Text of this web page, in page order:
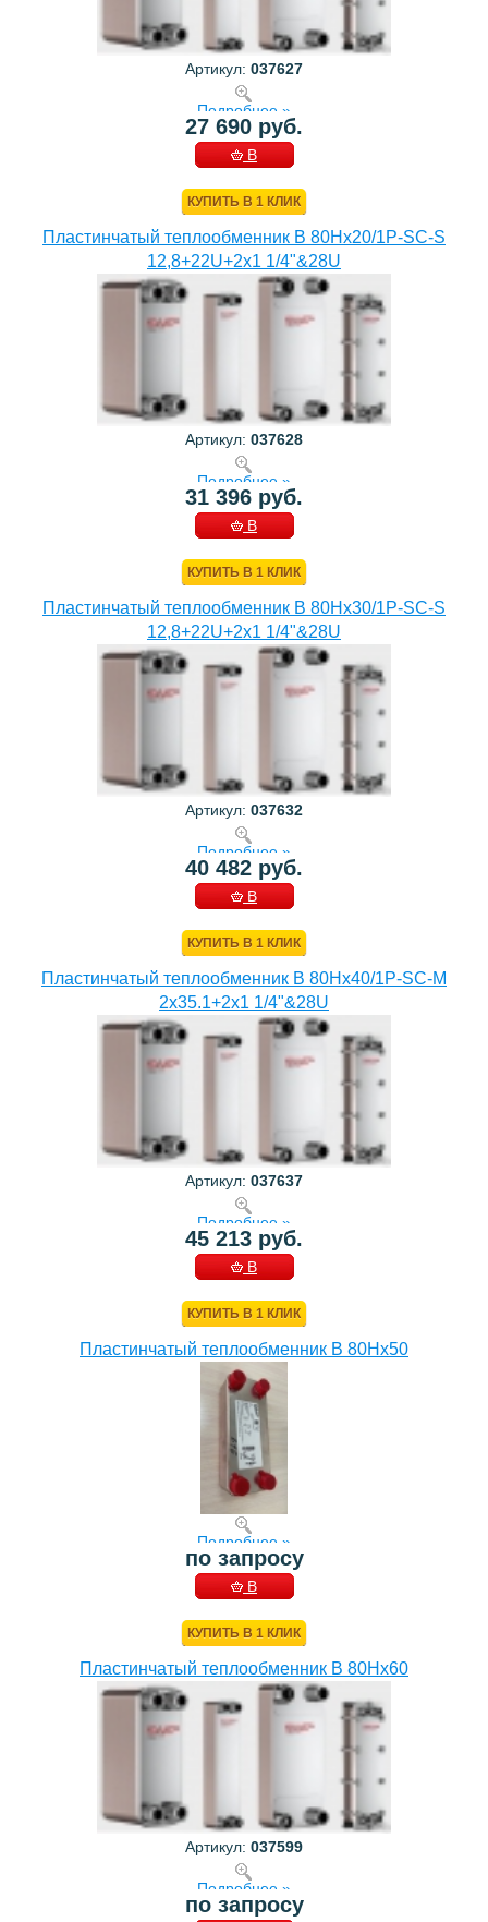
Артикул: 037627
Подробнее »
27 690 руб.
В
КУПИТЬ В 1 КЛИК
Пластинчатый теплообменник B 80Hx20/1P-SC-S
12,8+22U+2x1 1/4"&28U
Артикул: 037628
Подробнее »
31 396 руб.
В
КУПИТЬ В 1 КЛИК
Пластинчатый теплообменник B 80Hx30/1P-SC-S
12,8+22U+2x1 1/4"&28U
Артикул: 037632
Подробнее »
40 482 руб.
В
КУПИТЬ В 1 КЛИК
Пластинчатый теплообменник B 80Hx40/1P-SC-M
2x35.1+2x1 1/4"&28U
Артикул: 037637
Подробнее »
45 213 руб.
В
КУПИТЬ В 1 КЛИК
Пластинчатый теплообменник B 80Hx50
Подробнее »
по запросу
В
КУПИТЬ В 1 КЛИК
Пластинчатый теплообменник B 80Hx60
Артикул: 037599
Подробнее »
по запросу